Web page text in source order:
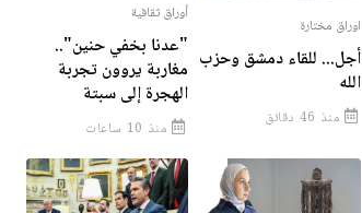
اوراق مختارة
أجل... للقاء دمشق وحزب
الله
منذ 46 دقائق
أوراق ثقافية
"عدنا بخفي حنين"..
مغاربة يروون تجربة
الهجرة إلى سبتة
منذ 10 ساعات